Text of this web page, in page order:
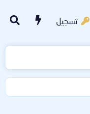
تسجيل